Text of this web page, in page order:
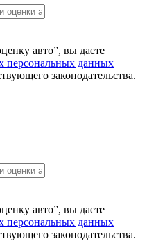
авто”, вы даете
персональных данных
законодательства.
авто”, вы даете
персональных данных
законодательства.